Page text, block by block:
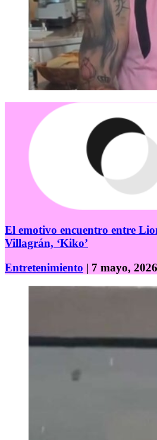
El emotivo encuentro entre
Villagrán, ‘Kiko’
Entretenimiento | 7 mayo, 2026